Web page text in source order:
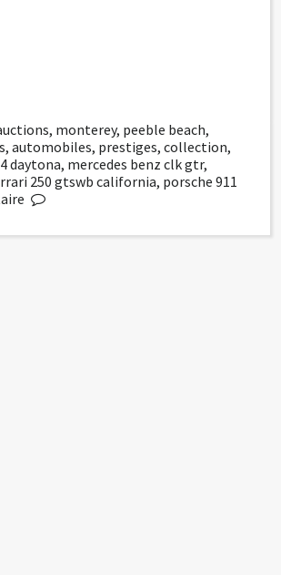
, monterey, peeble beach,
, automobiles, prestiges, collection,
daytona, mercedes benz clk gtr,
250 gtswb california, porsche 911